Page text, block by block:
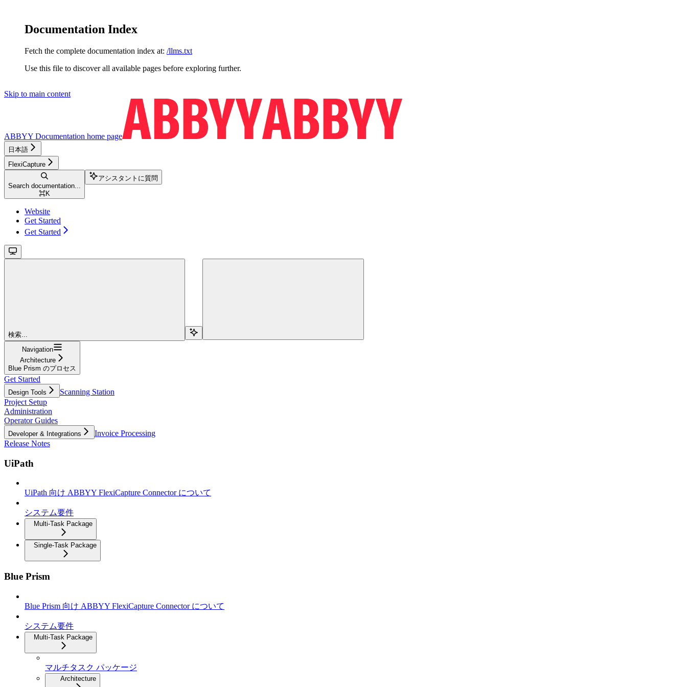
Documentation Index
Fetch the complete documentation index at: /llms.txt
Use this file to discover all available pages before exploring further.
Skip to main content
ABBYY Documentation home page
日本語
FlexiCapture
Search documentation...
⌘K
アシスタントに質問
Website
Get Started
Get Started
検索...
Navigation
Architecture
Blue Prism のプロセス
Get Started
Design Tools
Scanning Station
Project Setup
Administration
Operator Guides
Developer & Integrations
Invoice Processing
Release Notes
UiPath
UiPath 向け ABBYY FlexiCapture Connector について
システム要件
Multi-Task Package
Single-Task Package
Blue Prism
Blue Prism 向け ABBYY FlexiCapture Connector について
システム要件
Multi-Task Package
マルチタスク パッケージ
Architecture